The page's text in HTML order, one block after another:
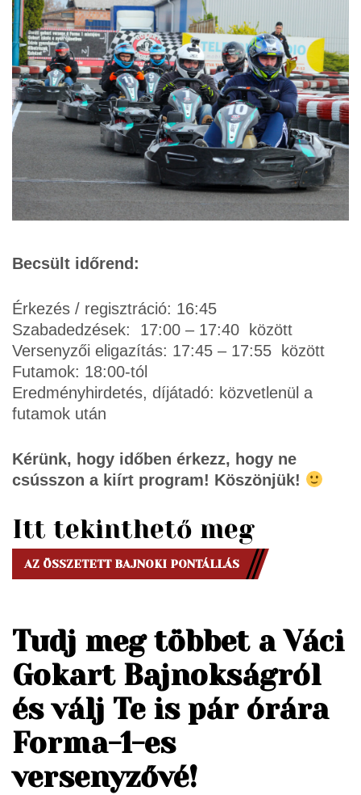
Becsült időrend:
Érkezés / regisztráció: 16:45
Szabadedzések: 17:00 – 17:40 között
Versenyzői eligazítás: 17:45 – 17:55 között
Futamok: 18:00-tól
Eredményhirdetés, díjátadó: közvetlenül a
futamok után
Kérünk, hogy időben érkezz, hogy ne
csússzon a kiírt program! Köszönjük!
Itt tekinthető meg
AZ ÖSSZETETT BAJNOKI PONTÁLLÁS
Tudj meg többet a Váci
Gokart Bajnokságról
és válj Te is pár órára
Forma-1-es
versenyzővé!